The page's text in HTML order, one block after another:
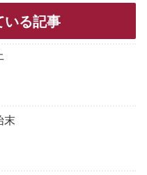
いる記事
末